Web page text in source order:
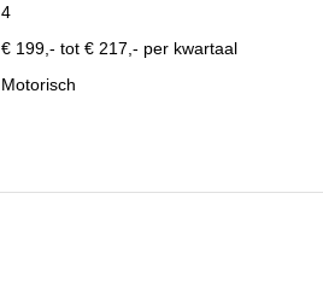
4
€ 199,- tot € 217,- per kwartaal
Motorisch
6,4 l/100km